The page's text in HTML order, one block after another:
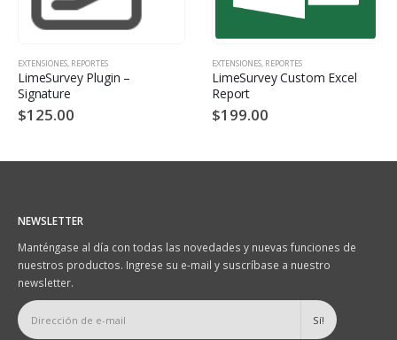
EXTENSIONES, REPORTES
LimeSurvey Plugin –
Signature
$125.00
EXTENSIONES, REPORTES
LimeSurvey Custom Excel
Report
$199.00
NEWSLETTER
Manténgase al día con todas las novedades y nuevas funciones de
nuestros productos. Ingrese su e-mail y suscríbase a nuestro
newsletter.